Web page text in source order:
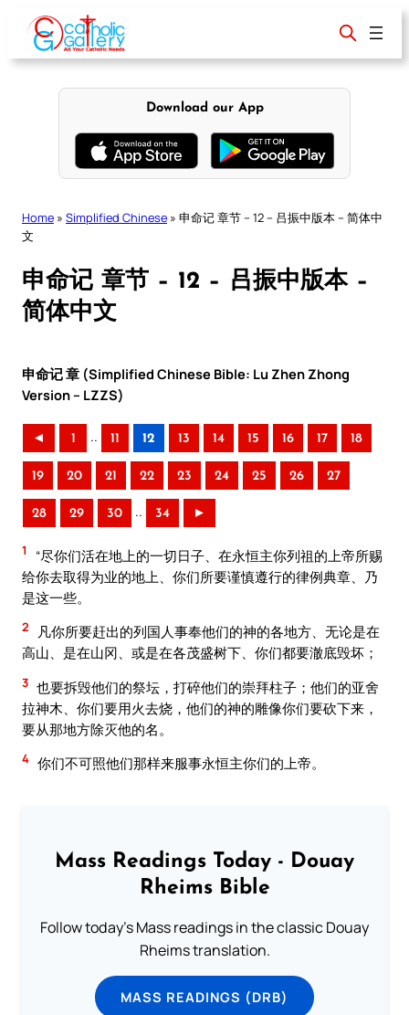
content
Download our App
Home » Simplified Chinese » 申命记 章节 – 12 – 吕振中版本 – 简体中
文
申命记 章节 – 12 – 吕振中版本 –
简体中文
申命记 章 (Simplified Chinese Bible: Lu Zhen Zhong
Version – LZZS)
◄ 1 .. 11 12 13 14 15 16 17 18
19 20 21 22 23 24 25 26 27
28 29 30 .. 34 ►
1
“尽你们活在地上的一切日子、在永恒主你列祖的上帝所赐
给你去取得为业的地上、你们所要谨慎遵行的律例典章、乃
是这一些。
2
凡你所要赶出的列国人事奉他们的神的各地方、无论是在
高山、是在山冈、或是在各茂盛树下、你们都要澈底毁坏；
3 也要拆毁他们的祭坛，打碎他们的崇拜柱子；他们的亚舍
拉神木、你们要用火去烧，他们的神的雕像你们要砍下来，
要从那地方除灭他的名。
4 你们不可照他们那样来服事永恒主你们的上帝。
Mass Readings Today - Douay
Rheims Bible
Follow today's Mass readings in the classic Douay
Rheims translation.
MASS READINGS (DRB)